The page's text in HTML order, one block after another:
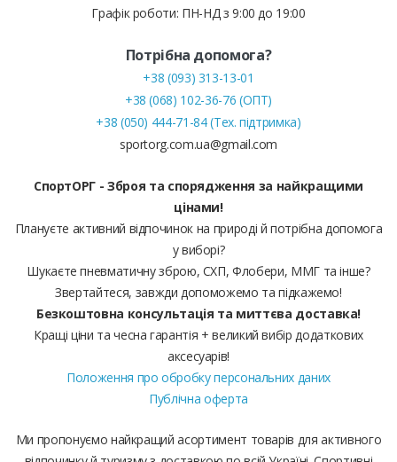
Графік роботи: ПН-НД з 9:00 до 19:00
Потрібна допомога?
+38 (093) 313-13-01
+38 (068) 102-36-76 (ОПТ)
+38 (050) 444-71-84 (Тех. підтримка)
sportorg.com.ua@gmail.com
СпортОРГ - Зброя та спорядження за найкращими
цінами!
Плануєте активний відпочинок на природі й потрібна допомога
у виборі?
Шукаєте пневматичну зброю, СХП, Флобери, ММГ та інше?
Звертайтеся, завжди допоможемо та підкажемо!
Безкоштовна консультація та миттєва доставка!
Кращі ціни та чесна гарантія + великий вибір додаткових
аксесуарів!
Положення про обробку персональних даних
Публічна оферта
Ми пропонуємо найкращий асортимент товарів для активного